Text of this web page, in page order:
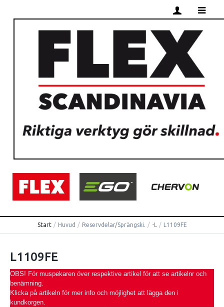
Start / Huvud / Reservdelar/Sprängski. / -L / L1109FE
L1109FE
OBS! För muspekaren över respektive artikel för att se artikelnr och
benämning.
Klicka på artikeln för mer info och möjlighet att lägga den i
kundkorgen.